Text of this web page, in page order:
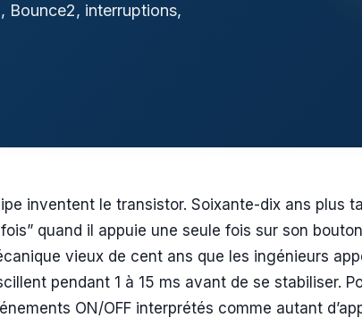
Bounce2, interruptions,
inventent le transistor. Soixante-dix ans plus
quand il appuie une seule fois sur son
vieux de cent ans que les ingénieurs
pendant 1 à 15 ms avant de se stabiliser.
ON/OFF interprétés comme autant